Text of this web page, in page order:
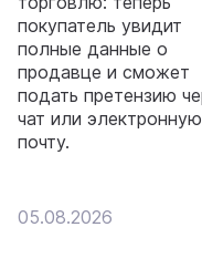
покупатель увидит
полные данные о
продавце и сможет
подать претензию
чат или электронную
почту.
05.08.2026